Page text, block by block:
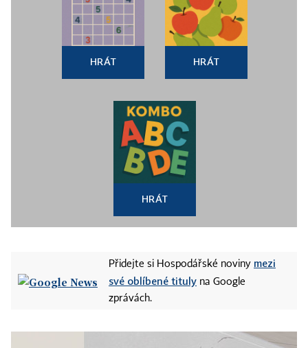
HRÁT HRÁT
HRÁT
Přidejte si Hospodářské noviny mezi
své oblíbené tituly na Google
zprávách.